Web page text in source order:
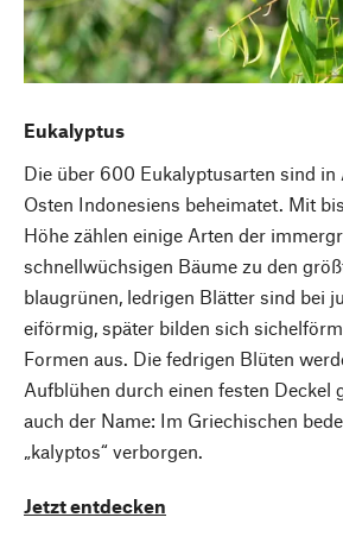
Eukalyptus
Die über 600 Eukalyptusarten sind in
Osten Indonesiens beheimatet. Mit
Höhe zählen einige Arten der
schnellwüchsigen Bäume zu den
blaugrünen, ledrigen Blätter sind bei
eiförmig, später bilden sich
Formen aus. Die fedrigen Blüten
Aufblühen durch einen festen Deckel
auch der Name: Im Griechischen
„kalyptos“ verborgen.
Jetzt entdecken